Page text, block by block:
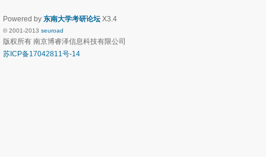
Powered by 东南大学考研论坛 X3.4
© 2001-2013 seuroad
版权所有 南京博睿泽信息科技有限公司
苏ICP备17042811号-14